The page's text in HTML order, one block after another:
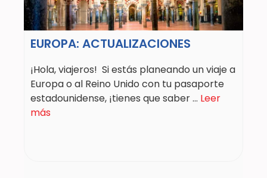
EUROPA: ACTUALIZACIONES
¡Hola, viajeros! Si estás planeando un viaje a
Europa o al Reino Unido con tu pasaporte
estadounidense, ¡tienes que saber ... Leer
más